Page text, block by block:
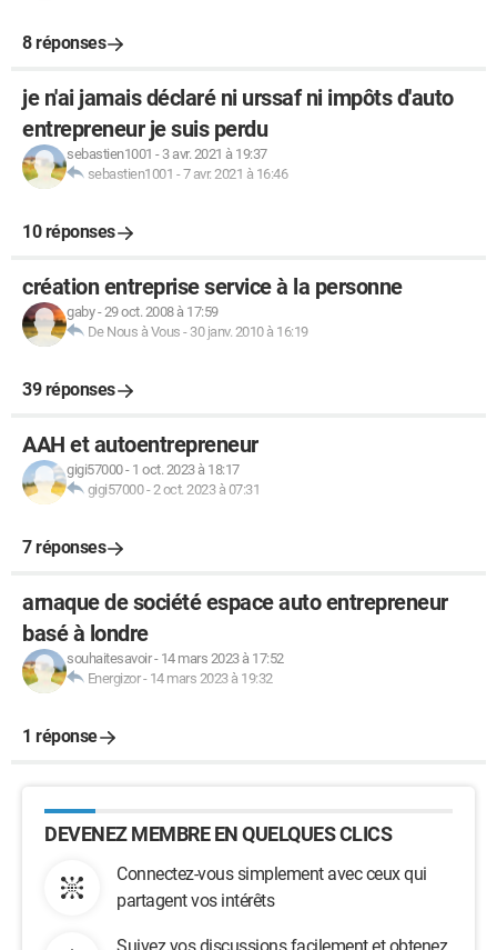
8 réponses
je n'ai jamais déclaré ni urssaf ni impôts d'auto
entrepreneur je suis perdu
sebastien1001 - 3 avr. 2021 à 19:37
sebastien1001 -7 avr. 2021 à 16:46
10 réponses
création entreprise service à la personne
gaby-29 oct. 2008 à 17:59
De Nous à Vous - 30 janv. 2010 à 16:19
39 réponses
AAH et autoentrepreneur
gigi57000- 1 oct. 2023 à 18:17
gigi57000-2 oct. 2023 à 07:31
7 réponses
arnaque de société espace auto entrepreneur
basé à londre
souhaitesavoir- 14 mars 2023 à 17:52
Energizor- 14 mars 2023 à 19:32
1 réponse
DEVENEZ MEMBRE EN QUELQUES CLICS
Connectez-vous simplement avec ceux qui
partagent vos intérêts